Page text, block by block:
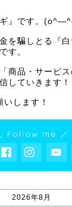
』です。
を騙しとる『
す。
商品・サービ
していきます！
します！
Follow me ／
2026年8月